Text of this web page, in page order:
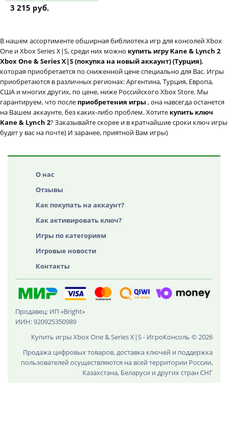
3 215 руб.
В нашем ассортименте обширная библиотека игр для консолей Xbox
One и Xbox Series X|S, среди них можно купить игру Kane & Lynch 2
Xbox One & Series X|S (покупка на новый аккаунт) (Турция),
которая приобретается по сниженной цене специально для Вас. Игры
приобретаются в различных регионах: Аргентина, Турция, Европа,
США и многих других, по цене, ниже Российского Xbox Store. Мы
гарантируем, что после приобретения игры , она навсегда останется
на Вашем аккаунте, без каких-либо проблем. Хотите купить ключ
Kane & Lynch 2? Заказывайте скорее и в кратчайшие сроки ключ игры
будет у вас на почте) И заранее, приятной Вам игры)
О нас
Отзывы
Как покупать на аккаунт?
Как активировать ключ?
Игры по категориям
Игровые новости
Контакты
Продавец: ИП «Bright»
ИИН: 920925350989
Купить игры Xbox One & Series X|S - ИгроКонсоль © 2026
Продажа цифровых товаров, доставка ключей и поддержка
пользователей осуществляются на всей территории России,
Казахстана, Беларуси и других стран СНГ